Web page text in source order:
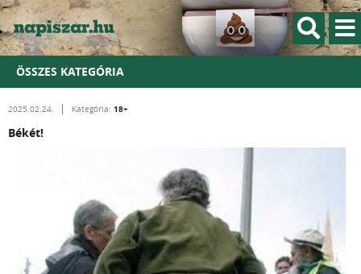
ÖSSZES KATEGÓRIA
2025.02.24. Kategória: 18+
Békét!